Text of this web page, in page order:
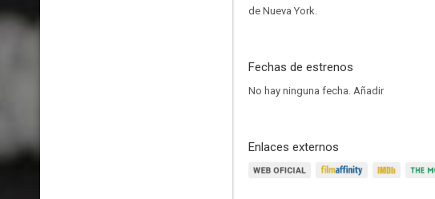
de Nueva York.
Fechas de estrenos
No hay ninguna fecha. Añadir
Enlaces externos